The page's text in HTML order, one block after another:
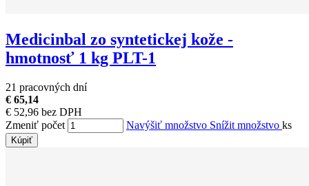
Medicinbal zo syntetickej kože -
hmotnosť 1 kg PLT-1
21 pracovných dní
€ 65,14
€ 52,96 bez DPH
Zmeniť počet
Navýšiť množstvo Snížit množstvo ks
Kúpiť